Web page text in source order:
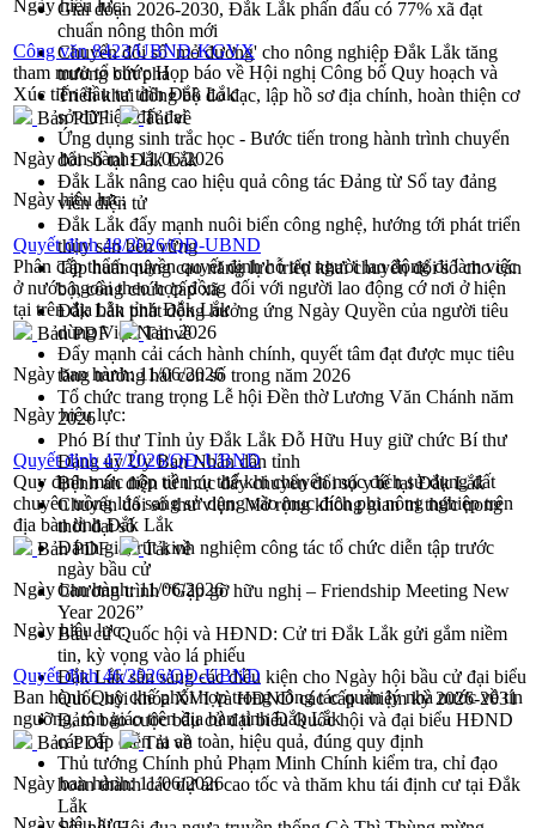
Giai đoạn 2026-2030, Đắk Lắk phấn đấu có 77% xã đạt
chuẩn nông thôn mới
Chuyển đổi số 'mở đường' cho nông nghiệp Đắk Lắk tăng
trưởng bứt phá
Triển khai đồng bộ đo đạc, lập hồ sơ địa chính, hoàn thiện cơ
sở dữ liệu đất đai
Ứng dụng sinh trắc học - Bước tiến trong hành trình chuyển
đổi số tại Đắk Lắk
Đắk Lắk nâng cao hiệu quả công tác Đảng từ Sổ tay đảng
viên điện tử
Đắk Lắk đẩy mạnh nuôi biển công nghệ, hướng tới phát triển
thủy sản bền vững
Tập huấn nâng cao năng lực triển khai chuyển đổi số cho cán
bộ, công chức cấp xã
Đắk Lắk phát động hưởng ứng Ngày Quyền của người tiêu
dùng Việt Nam 2026
Đẩy mạnh cải cách hành chính, quyết tâm đạt được mục tiêu
tăng trưởng hai con số trong năm 2026
Tổ chức trang trọng Lễ hội Đền thờ Lương Văn Chánh năm
2026
Phó Bí thư Tỉnh ủy Đắk Lắk Đỗ Hữu Huy giữ chức Bí thư
Đảng ủy Ủy Ban Nhân dân tỉnh
Bệnh án điện tử thúc đẩy chuyển đổi số y tế tại Đắk Lắk
Chuyển đổi số thư viện: Mở rộng không gian tri thức trong
thời đại số
Đánh giá, rút kinh nghiệm công tác tổ chức diễn tập trước
ngày bầu cử
Chương trình “Gặp gỡ hữu nghị – Friendship Meeting New
Year 2026”
Bầu cử Quốc hội và HĐND: Cử tri Đắk Lắk gửi gắm niềm
tin, kỳ vọng vào lá phiếu
Đắk Lắk sẵn sàng các điều kiện cho Ngày hội bầu cử đại biểu
Quốc hội khóa XVI và HĐND các cấp nhiệm kỳ 2026-2031
Đảm bảo cuộc bầu cử đại biểu Quốc hội và đại biểu HĐND
các cấp diễn ra an toàn, hiệu quả, đúng quy định
Thủ tướng Chính phủ Phạm Minh Chính kiểm tra, chỉ đạo
hoàn thành các dự án cao tốc và thăm khu tái định cư tại Đắk
Lắk
Ngày hiệu lực:
Công văn 8423/UBND-KGVX
tham mưu tổ chức Họp báo về Hội nghị Công bố Quy hoạch và
Xúc tiến đầu tư tỉnh Đắk Lắk
Bản PDF
Tải về
Ngày ban hành:11/06/2026
Ngày hiệu lực:
Quyết định 48/2026/QĐ-UBND
Phân cấp thẩm quyền quyết định hỗ trợ người lao động đi làm việc
ở nước ngoài theo hợp đồng đối với người lao động cớ nơi ở hiện
tại trên địa bàn tỉnh Đắk Lắk
Bản PDF
Tải về
Ngày ban hành:11/06/2026
Ngày hiệu lực:
Quyết định 47/2026/QĐ-UBND
Quy định mức nộp tiền cụ thể khi chuyển mục đích sử dụng đất
chuyên trồng lúa sang sử dụng vào mục đích phi nông nghiệp trên
địa bàn tỉnh Đắk Lắk
Bản PDF
Tải về
Ngày ban hành:11/06/2026
Ngày hiệu lực:
Quyết định 46/2026/QĐ-UBND
Ban hành Quy chế phối hợp trong công tác quản lý nhà nước về tín
ngưỡng, tôn giáo trên địa bàn tỉnh Đắk Lắk
Bản PDF
Tải về
Ngày ban hành:11/06/2026